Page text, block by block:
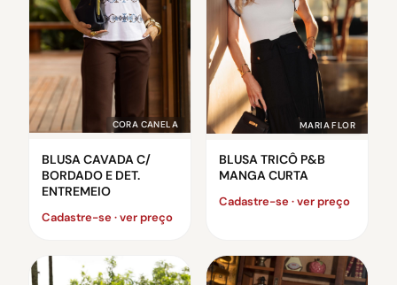
CORA CANELA
BLUSA CAVADA C/
BORDADO E DET.
ENTREMEIO
Cadastre-se · ver preço
MARIA FLOR
BLUSA TRICÔ P&B
MANGA CURTA
Cadastre-se · ver preço